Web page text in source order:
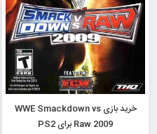
خرید بازی WWE Smackdown vs
Raw 2009 برای PS2